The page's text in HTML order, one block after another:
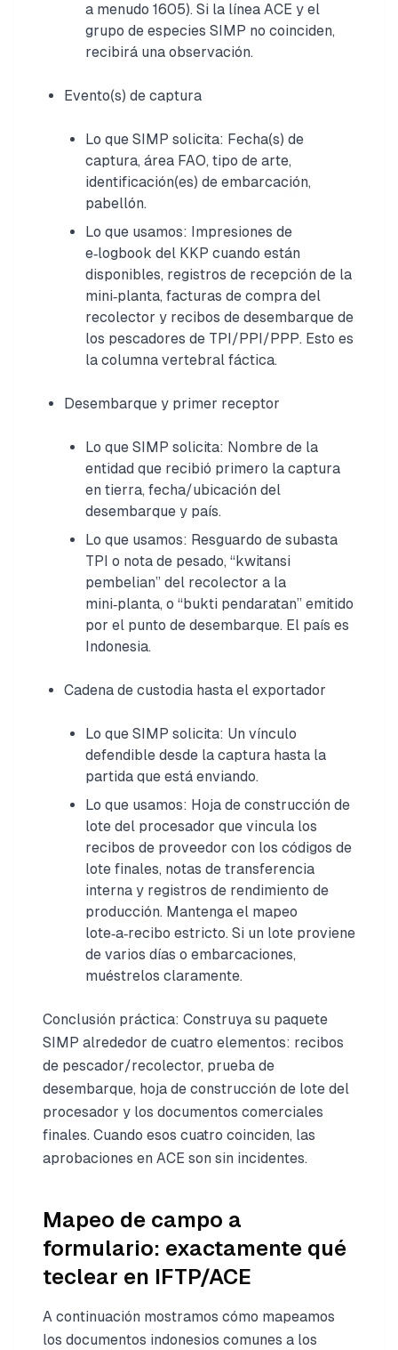
a menudo 1605). Si la línea ACE y el
grupo de especies SIMP no coinciden,
recibirá una observación.
Evento(s) de captura
Lo que SIMP solicita: Fecha(s) de
captura, área FAO, tipo de arte,
identificación(es) de embarcación,
pabellón.
Lo que usamos: Impresiones de
e‑logbook del KKP cuando están
disponibles, registros de recepción de la
mini‑planta, facturas de compra del
recolector y recibos de desembarque de
los pescadores de TPI/PPI/PPP. Esto es
la columna vertebral fáctica.
Desembarque y primer receptor
Lo que SIMP solicita: Nombre de la
entidad que recibió primero la captura
en tierra, fecha/ubicación del
desembarque y país.
Lo que usamos: Resguardo de subasta
TPI o nota de pesado, “kwitansi
pembelian” del recolector a la
mini‑planta, o “bukti pendaratan” emitido
por el punto de desembarque. El país es
Indonesia.
Cadena de custodia hasta el exportador
Lo que SIMP solicita: Un vínculo
defendible desde la captura hasta la
partida que está enviando.
Lo que usamos: Hoja de construcción de
lote del procesador que vincula los
recibos de proveedor con los códigos de
lote finales, notas de transferencia
interna y registros de rendimiento de
producción. Mantenga el mapeo
lote‑a‑recibo estricto. Si un lote proviene
de varios días o embarcaciones,
muéstrelos claramente.
Conclusión práctica: Construya su paquete
SIMP alrededor de cuatro elementos: recibos
de pescador/recolector, prueba de
desembarque, hoja de construcción de lote del
procesador y los documentos comerciales
finales. Cuando esos cuatro coinciden, las
aprobaciones en ACE son sin incidentes.
Mapeo de campo a
formulario: exactamente qué
teclear en IFTP/ACE
A continuación mostramos cómo mapeamos
los documentos indonesios comunes a los